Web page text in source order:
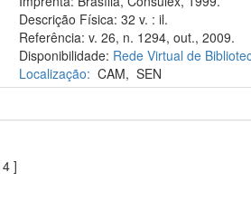
Descrição Física: 32 v. : il.
Referência: v. 26, n. 1294, out., 2009.
Disponibilidade: Rede Virtual de
Localização: CAM,SEN
]